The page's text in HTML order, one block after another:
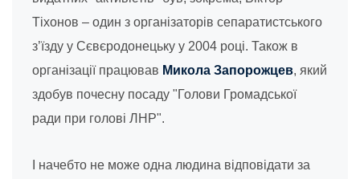
Тіхонов – один з організаторів сепаратистського
з’їзду у Сєвєродонецьку у 2004 році. Також в
організації працював Микола Запорожцев, який
здобув почесну посаду "Голови Громадської
ради при голові ЛНР".
І начебто не може одна людина відповідати за